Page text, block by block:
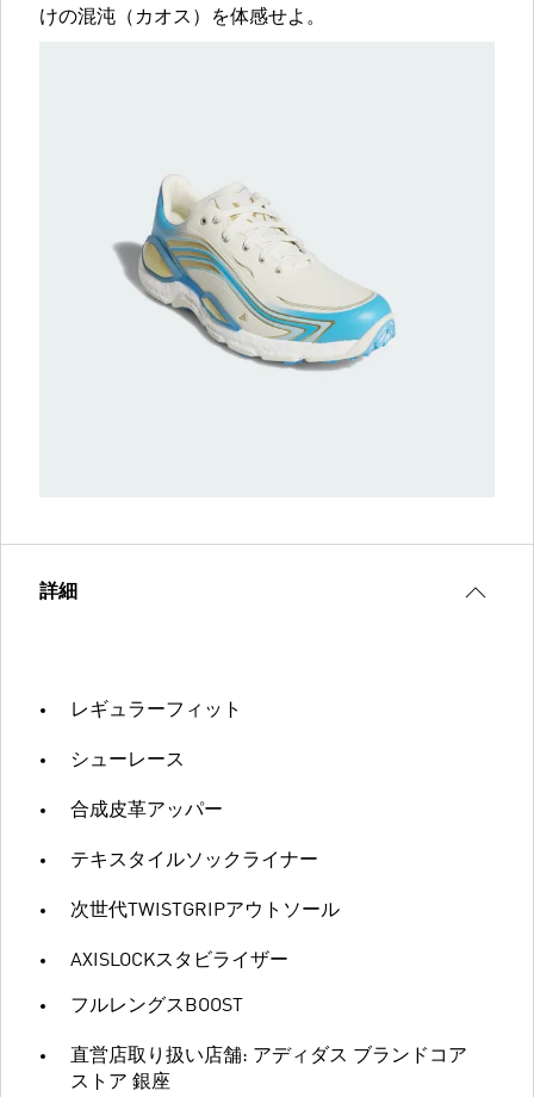
けの混沌（カオス）を体感せよ。
詳細
レギュラーフィット
シューレース
合成皮革アッパー
テキスタイルソックライナー
次世代TWISTGRIPアウトソール
AXISLOCKスタビライザー
フルレングスBOOST
直営店取り扱い店舗: アディダス ブランドコア
ストア 銀座